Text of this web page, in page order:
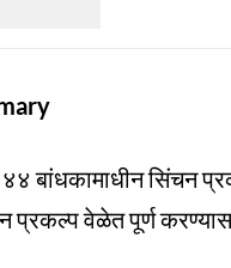
बांधकामाधीन सिंचन
वेळेत पूर्ण